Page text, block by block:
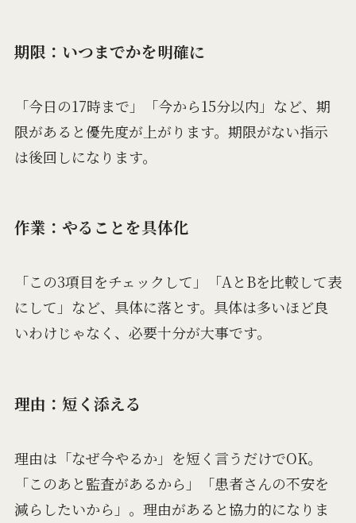
期限：いつまでかを明確に
「今日の17時まで」「今から15分以内」など、期
限があると優先度が上がります。期限がない指示
は後回しになります。
作業：やることを具体化
「この3項目をチェックして」「AとBを比較して表
にして」など、具体に落とす。具体は多いほど良
いわけじゃなく、必要十分が大事です。
理由：短く添える
理由は「なぜ今やるか」を短く言うだけでOK。
「このあと監査があるから」「患者さんの不安を
減らしたいから」。理由があると協力的になりま